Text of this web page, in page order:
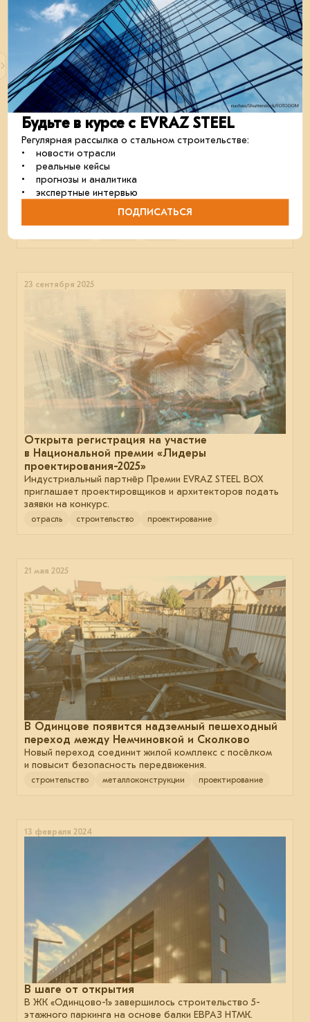
19 марта 2026
Столичный рекорд малого формата
Московский фонд light industrial вырос за год на 47%
и достиг 1,2 млн кв. м.
23 сентября 2025
Открыта регистрация на участие
в Национальной премии «Лидеры
проектирования-2025»
Индустриальный партнёр Премии EVRAZ STEEL BOX
приглашает проектировщиков и архитекторов подать
заявки на конкурс.
отрасль строительство проектирование
21 мая 2025
В Одинцове появится надземный пешеходный
переход между Немчиновкой и Сколково
Новый переход соединит жилой комплекс с посёлком
и повысит безопасность передвижения.
строительство металлоконструкции проектирование
13 февраля 2024
В шаге от открытия
В ЖК «Одинцово-1» завершилось строительство 5-
этажного паркинга на основе балки ЕВРАЗ НТМК.
Будьте в курсе с EVRAZ STEEL
Регулярная рассылка о стальном строительстве:
• новости отрасли
• реальные кейсы
• прогнозы и аналитика
• экспертные интервью
ПОДПИСАТЬСЯ